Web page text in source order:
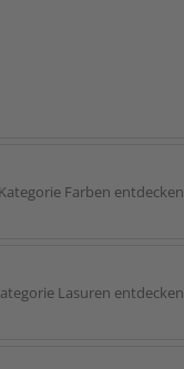
Farben entdecken
Lasuren entdecken